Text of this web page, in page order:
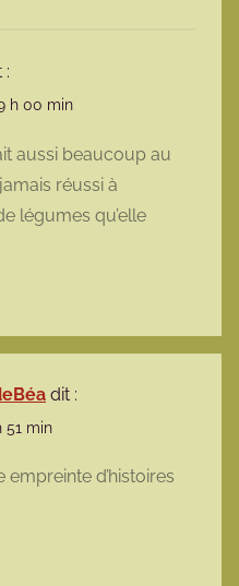
:
h 00 min
aussi beaucoup au
réussi à
légumes qu’elle
dit :
51 min
d’histoires